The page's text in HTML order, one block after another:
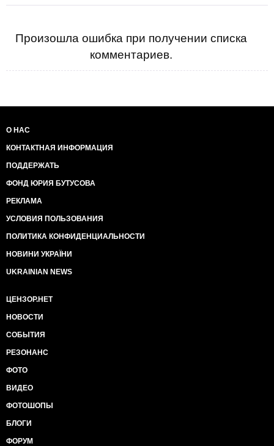
Произошла ошибка при получении списка
комментариев.
О НАС
КОНТАКТНАЯ ИНФОРМАЦИЯ
ПОДДЕРЖАТЬ
ФОНД ЮРИЯ БУТУСОВА
РЕКЛАМА
УСЛОВИЯ ПОЛЬЗОВАНИЯ
ПОЛИТИКА КОНФИДЕНЦИАЛЬНОСТИ
НОВИНИ УКРАЇНИ
UKRAINIAN NEWS
ЦЕНЗОР.НЕТ
НОВОСТИ
СОБЫТИЯ
РЕЗОНАНС
ФОТО
ВИДЕО
ФОТОШОПЫ
БЛОГИ
ФОРУМ